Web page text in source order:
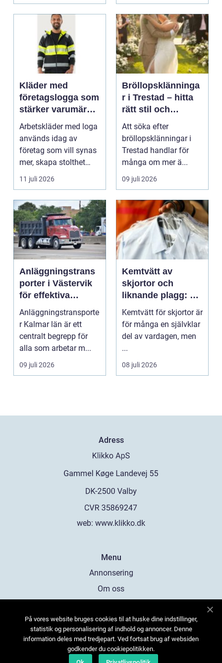
Kläder med
företagslogga som
stärker varumärket
varje dag
Arbetskläder med loga
används idag av
företag som vill synas
mer, skapa stolthet
inte...
11 juli 2026
Bröllopsklänninga
r i Trestad – hitta
rätt stil och
passform inför den
stora dagen
Att söka efter
bröllopsklänningar i
Trestad handlar för
många om mer ä...
09 juli 2026
Anläggningstrans
porter i Västervik
för effektiva
byggprojekt
Anläggningstransporte
r Kalmar län är ett
centralt begrepp för
alla som arbetar m...
09 juli 2026
Kemtvätt av
skjortor och
liknande plagg: Så
fungerar
professionell
klädvård i
Kemtvätt för skjortor är
för många en självklar
del av vardagen, men
...
08 juli 2026
Adress
web: www.klikko.dk
Menu
Annonsering
Om oss
Kontakta oss
Sitemap
På vores website bruges cookies til at huske dine indstillinger,
statistik og personalisering af indhold og annoncer. Denne
information deles med tredjepart. Ved fortsat brug af websiden
godkender du cookiepolitikken.